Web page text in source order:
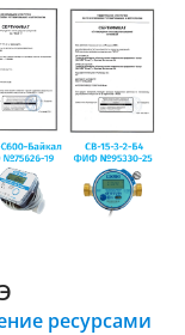
ресурсами